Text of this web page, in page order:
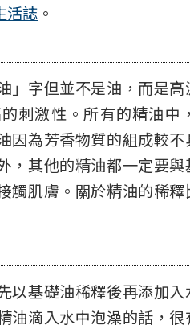
活誌 。
」字但並不是油，而是
刺激性。所有的精油中
因為芳香物質的組成較
，其他的精油都一定要
觸肌膚。關於精油的稀
以基礎油稀釋後再添加
油滴入水中泡澡的話，